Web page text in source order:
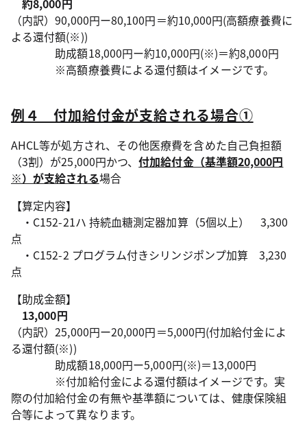
約8,000円
（内訳）90,000円ー80,100円＝約10,000円(高額療養費に
よる還付額(※))
助成額18,000円ー約10,000円(※)＝約8,000円
※高額療養費による還付額はイメージです。
例４ 付加給付金が支給される場合①
AHCL等が処方され、その他医療費を含めた自己負担額
（3割）が25,000円かつ、付加給付金（基準額20,000円
※）が支給される場合
【算定内容】
・C152-21ハ 持続血糖測定器加算（5個以上） 3,300
点
・C152-2 プログラム付きシリンジポンプ加算 3,230
点
【助成金額】
13,000円
（内訳）25,000円ー20,000円＝5,000円(付加給付金によ
る還付額(※))
助成額18,000円ー5,000円(※)＝13,000円
※付加給付金による還付額はイメージです。実
際の付加給付金の有無や基準額については、健康保険組
合等によって異なります。